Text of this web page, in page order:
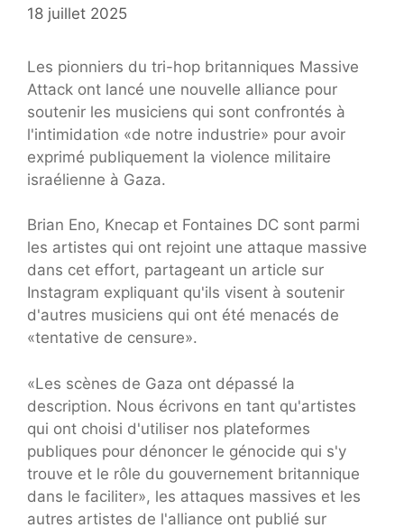
18 juillet 2025
Les pionniers du tri-hop britanniques Massive
Attack ont lancé une nouvelle alliance pour
soutenir les musiciens qui sont confrontés à
l'intimidation «de notre industrie» pour avoir
exprimé publiquement la violence militaire
israélienne à Gaza.
Brian Eno, Knecap et Fontaines DC sont parmi
les artistes qui ont rejoint une attaque massive
dans cet effort, partageant un article sur
Instagram expliquant qu'ils visent à soutenir
d'autres musiciens qui ont été menacés de
«tentative de censure».
«Les scènes de Gaza ont dépassé la
description. Nous écrivons en tant qu'artistes
qui ont choisi d'utiliser nos plateformes
publiques pour dénoncer le génocide qui s'y
trouve et le rôle du gouvernement britannique
dans le faciliter», les attaques massives et les
autres artistes de l'alliance ont publié sur